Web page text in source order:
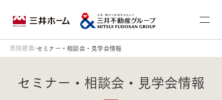
医院建築 セミナー・相談会・見学会情報
セミナー・相談会・見学会情報